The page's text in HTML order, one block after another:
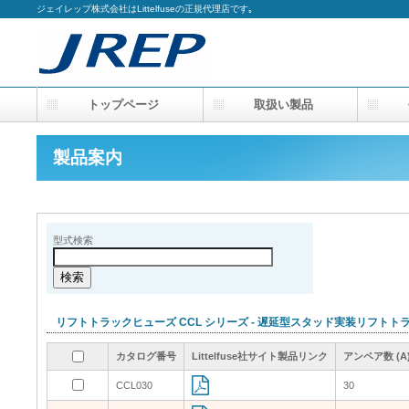
ジェイレップ株式会社はLittelfuseの正規代理店です｡
製品案内
型式検索
リフトトラックヒューズ CCL シリーズ - 遅延型スタッド実装リフトト
カタログ番号 Littelfuse社サイト製品リンク アンペア数
カタログ番号 Littelfuse社サイト製品リンク アンペア数
カタログ番号 Littelfuse社サイト製品リンク アンペア数
CCL030 30
カタログ番号 Littelfuse社サイト製品リンク アンペア数
CCL030 30
トップページ 取扱い製品